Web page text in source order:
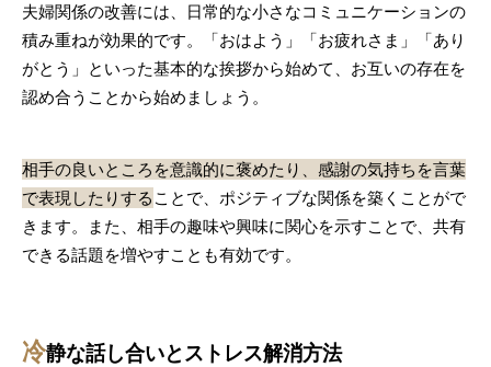
夫婦関係の改善には、日常的な小さなコミュニケーションの
積み重ねが効果的です。「おはよう」「お疲れさま」「あり
がとう」といった基本的な挨拶から始めて、お互いの存在を
認め合うことから始めましょう。
相手の良いところを意識的に褒めたり、感謝の気持ちを言葉
で表現したりする ことで、ポジティブな関係を築くことがで
きます。また、相手の趣味や興味に関心を示すことで、共有
できる話題を増やすことも有効です。
冷静な話し合いとストレス解消方法